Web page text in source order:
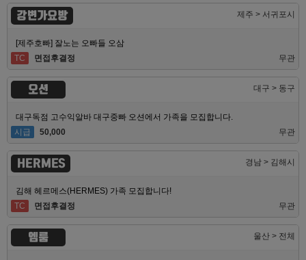
강변가요방 제주 > 서귀포시
[제주호빠] 잘노는 오빠들 오삼
TC
면접후결정 무관
오션 대구 > 동구
대구독점 고수익알바 대구중빠 오션에서 가족을 모집합니다.
시급
50,000 무관
HERMES 경남 > 김해시
김해 헤르메스(HERMES) 가족 모집합니다!
TC
면접후결정 무관
엠룸 울산 > 전체